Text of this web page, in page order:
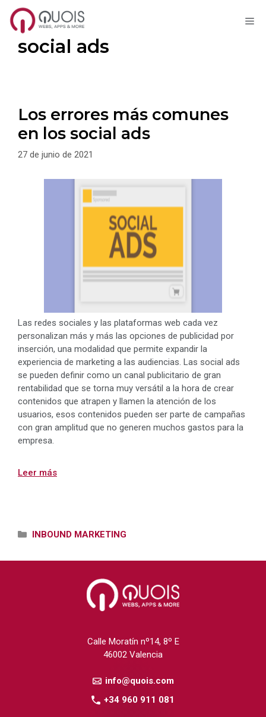
Saltarsocial ads
Los errores más comunes
en los social ads
27 de junio de 2021
Las redes sociales y las plataformas web cada vez
personalizan más y más las opciones de publicidad por
inserción, una modalidad que permite expandir la
experiencia de marketing a las audiencias. Las social ads
se pueden definir como un canal publicitario de gran
rentabilidad que se torna muy versátil a la hora de crear
contenidos que atrapen y llamen la atención de los
usuarios, esos contenidos pueden ser parte de campañas
con gran amplitud que no generen muchos gastos para la
empresa.
Leer más
Categorías
INBOUND MARKETING
Calle Moratín nº14, 8º E
46002 Valencia
info@quois.com
+34 960 911 081